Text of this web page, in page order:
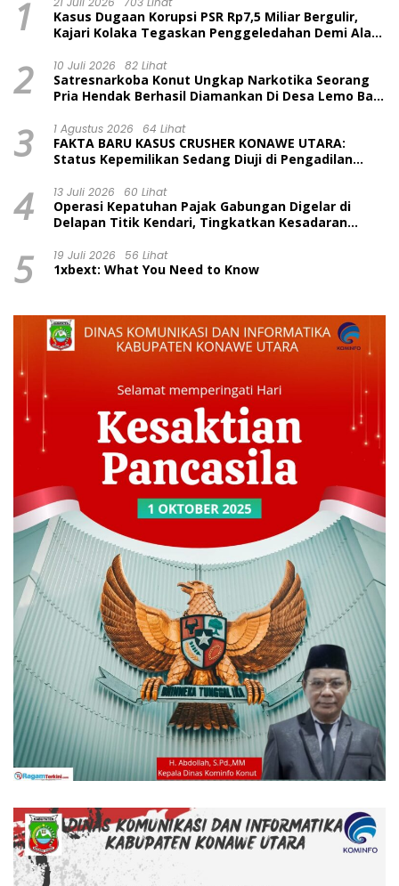
1
Kasus Dugaan Korupsi PSR Rp7,5 Miliar Bergulir,
Kajari Kolaka Tegaskan Penggeledahan Demi Alat
2 10 Juli 2026 82 Lihat
Satresnarkoba Konut Ungkap Narkotika Seorang
Pria Hendak Berhasil Diamankan Di Desa Lemo Bajo
3 1 Agustus 2026 64 Lihat
FAKTA BARU KASUS CRUSHER KONAWE UTARA:
Status Kepemilikan Sedang Diuji di Pengadilan
Dinilai Prematur
4 13 Juli 2026 60 Lihat
Operasi Kepatuhan Pajak Gabungan Digelar di
Delapan Titik Kendari, Tingkatkan Kesadaran
5 19 Juli 2026 56 Lihat
1xbext: What You Need to Know